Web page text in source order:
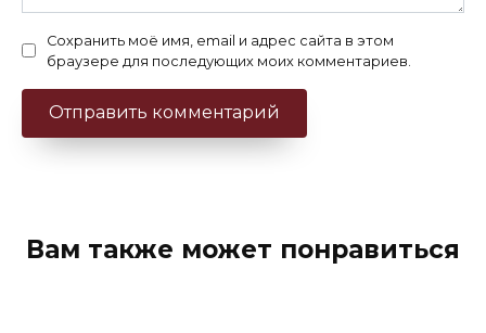
Сохранить моё имя, email и адрес сайта в этом
браузере для последующих моих комментариев.
Вам также может понравиться